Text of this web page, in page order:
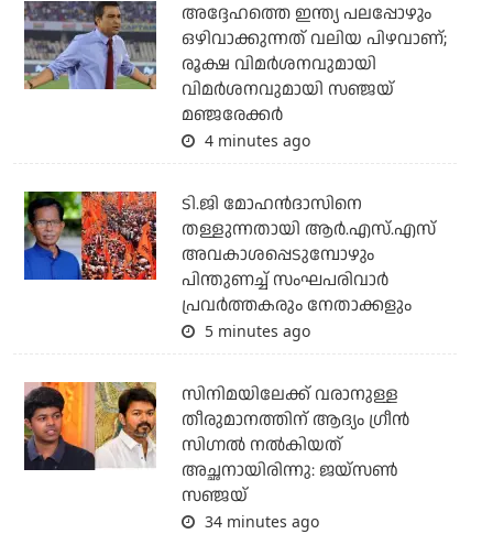
അദ്ദേഹത്തെ ഇന്ത്യ പലപ്പോഴും
ഒഴിവാക്കുന്നത് വലിയ പിഴവാണ്;
രൂക്ഷ വിമര്‍ശനവുമായി
വിമര്‍ശനവുമായി സഞ്ജയ്
മഞ്ജരേക്കര്‍
4 minutes ago
ടി.ജി മോഹന്‍ദാസിനെ
തള്ളുന്നതായി ആര്‍.എസ്.എസ്
അവകാശപ്പെടുമ്പോഴും
പിന്തുണച്ച് സംഘപരിവാര്‍
പ്രവര്‍ത്തകരും നേതാക്കളും
5 minutes ago
സിനിമയിലേക്ക് വരാനുള്ള
തീരുമാനത്തിന് ആദ്യം ഗ്രീൻ
സിഗ്നൽ നൽകിയത്
അച്ഛനായിരിന്നു: ജയ്സൺ
സഞ്ജയ്
34 minutes ago